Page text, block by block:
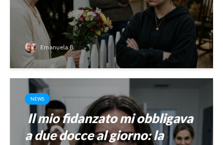
Emanuela B.
NEWS
Il mio fidanzato mi obbligava
a due docce al giorno: la